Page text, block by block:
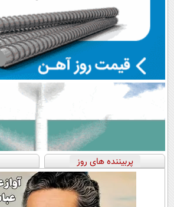
پربیننده های روز